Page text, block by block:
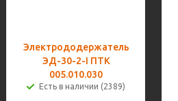
Электрододержатель
ЭД-30-2-I ПТК
005.010.030
Есть в наличии (2389)